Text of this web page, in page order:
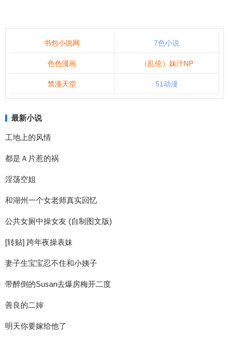
书包小说网 7色小说
色色漫画 （乱伦）妹汁NP
禁漫天堂 51动漫
最新小说
工地上的风情
都是Ａ片惹的祸
淫荡空姐
和湖州一个女老师真实回忆
公共女厕中操女友 (自制图文版)
[转贴] 跨年夜操表妹
妻子生宝宝忍不住和小姨子
带醉倒的Susan去爆房梅开二度
善良的二婶
明天你要嫁给他了